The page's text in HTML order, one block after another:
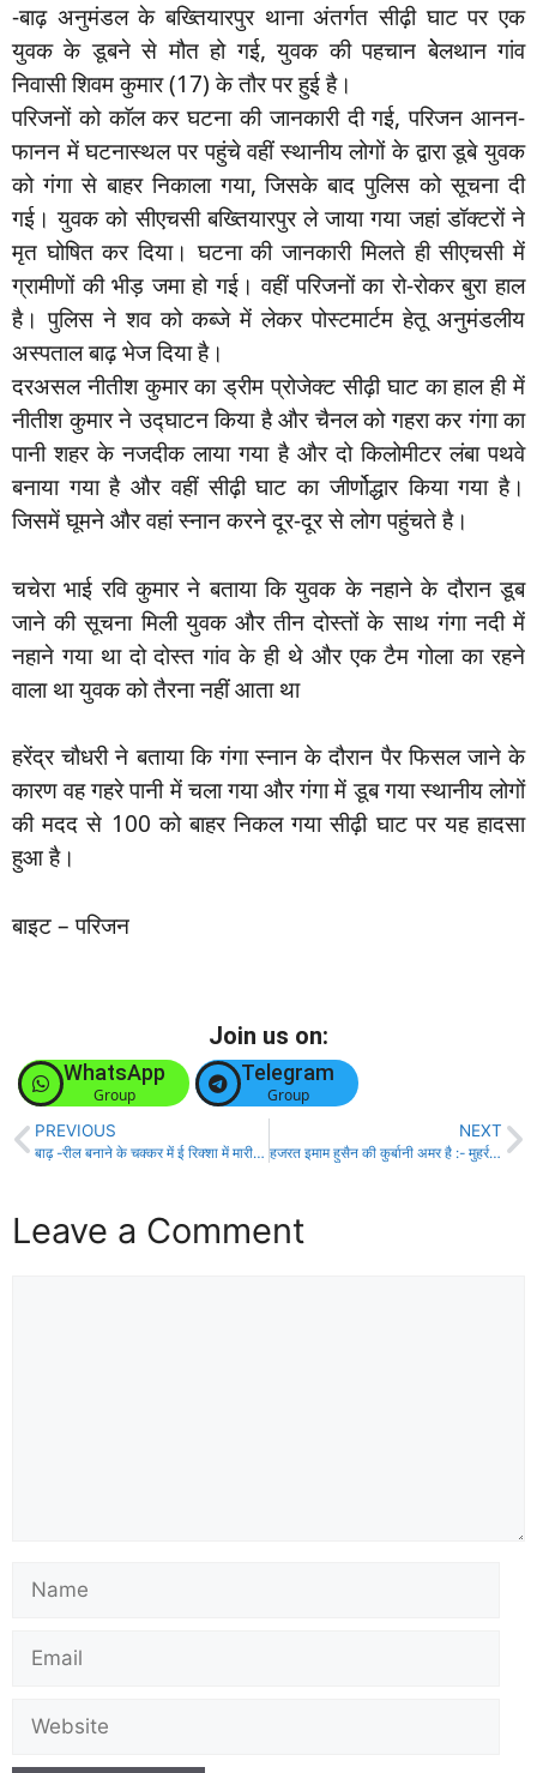
-बाढ़ अनुमंडल के बख्तियारपुर थाना अंतर्गत सीढ़ी घाट पर एक
युवक के डूबने से मौत हो गई, युवक की पहचान बेेलथान गांव
निवासी शिवम कुमार (17) के तौर पर हुई है।
परिजनों को काॅल कर घटना की जानकारी दी गई, परिजन आनन-
फानन में घटनास्थल पर पहुंचे वहीं स्थानीय लोगों के द्वारा डूबे युवक
को गंगा से बाहर निकाला गया, जिसके बाद पुलिस को सूचना दी
गई। युवक को सीएचसी बख्तियारपुर ले जाया गया जहां डॉक्टरों ने
मृत घोषित कर दिया। घटना की जानकारी मिलते ही सीएचसी में
ग्रामीणों की भीड़ जमा हो गई। वहीं परिजनों का रो-रोकर बुरा हाल
है। पुलिस ने शव को कब्जे में लेकर पोस्टमार्टम हेतू अनुमंडलीय
अस्पताल बाढ़ भेज दिया है।
दरअसल नीतीश कुमार का ड्रीम प्रोजेक्ट सीढ़ी घाट का हाल ही में
नीतीश कुमार ने उद्घाटन किया है और चैनल को गहरा कर गंगा का
पानी शहर के नजदीक लाया गया है और दो किलोमीटर लंबा पथवे
बनाया गया है और वहीं सीढ़ी घाट का जीर्णोद्धार किया गया है।
जिसमें घूमने और वहां स्नान करने दूर-दूर से लोग पहुंचते है।
चचेरा भाई रवि कुमार ने बताया कि युवक के नहाने के दौरान डूब
जाने की सूचना मिली युवक और तीन दोस्तों के साथ गंगा नदी में
नहाने गया था दो दोस्त गांव के ही थे और एक टैम गोला का रहने
वाला था युवक को तैरना नहीं आता था
हरेंद्र चौधरी ने बताया कि गंगा स्नान के दौरान पैर फिसल जाने के
कारण वह गहरे पानी में चला गया और गंगा में डूब गया स्थानीय लोगों
की मदद से 100 को बाहर निकल गया सीढ़ी घाट पर यह हादसा
हुआ है।
बाइट – परिजन
Join us on:
WhatsApp
Group
Telegram
Group
PREVIOUS
बाढ़ -रील बनाने के चक्कर में ई रिक्शा में मारी टक्कर, 5 घायल!
NEXT
हजरत इमाम हुसैन की कुर्बानी अमर है :- मुहर्रम पर मुख्यमंत्री का संदेश!
Leave a Comment